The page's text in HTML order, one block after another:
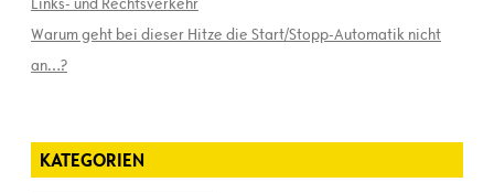
Warum geht bei dieser Hitze die Start/Stopp-Automatik nicht
an…?
KATEGORIEN